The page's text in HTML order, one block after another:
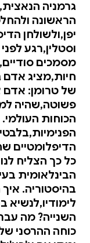
גרמניה
הראשונה
יפן,ולשולחן
וסטלין,רגע
מסמכים
חיות,מציג אדם
של טרומן: אדם
פשוטה,שהיה
הכוחות
הדיפלומטיים
כל כך הצליח
הבינלאומית
בהיסטוריה.
השנייה? מה
כוחה ההרסני